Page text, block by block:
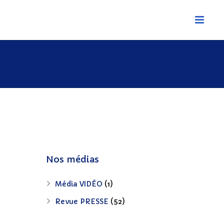
Nos médias
Média VIDÉO (1)
Revue PRESSE (52)